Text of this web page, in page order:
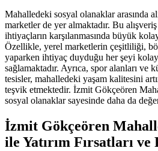
Mahalledeki sosyal olanaklar arasında
marketler de yer almaktadır. Bu
ihtiyaçların karşılanmasında büyük
Özellikle, yerel marketlerin çeşitliliği,
yaparken ihtiyaç duyduğu her şeyi
sağlamaktadır. Ayrıca, spor alanları ve
tesisler, mahalledeki yaşam kalitesini
teşvik etmektedir. İzmit Gökçeören
sosyal olanaklar sayesinde daha da
İzmit Gökçeören
ile Yatırım Fırsatları